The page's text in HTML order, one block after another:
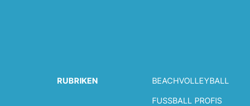
RUBRIKEN BEACHVOLLEYBALL
FUSSBALL PROFIS